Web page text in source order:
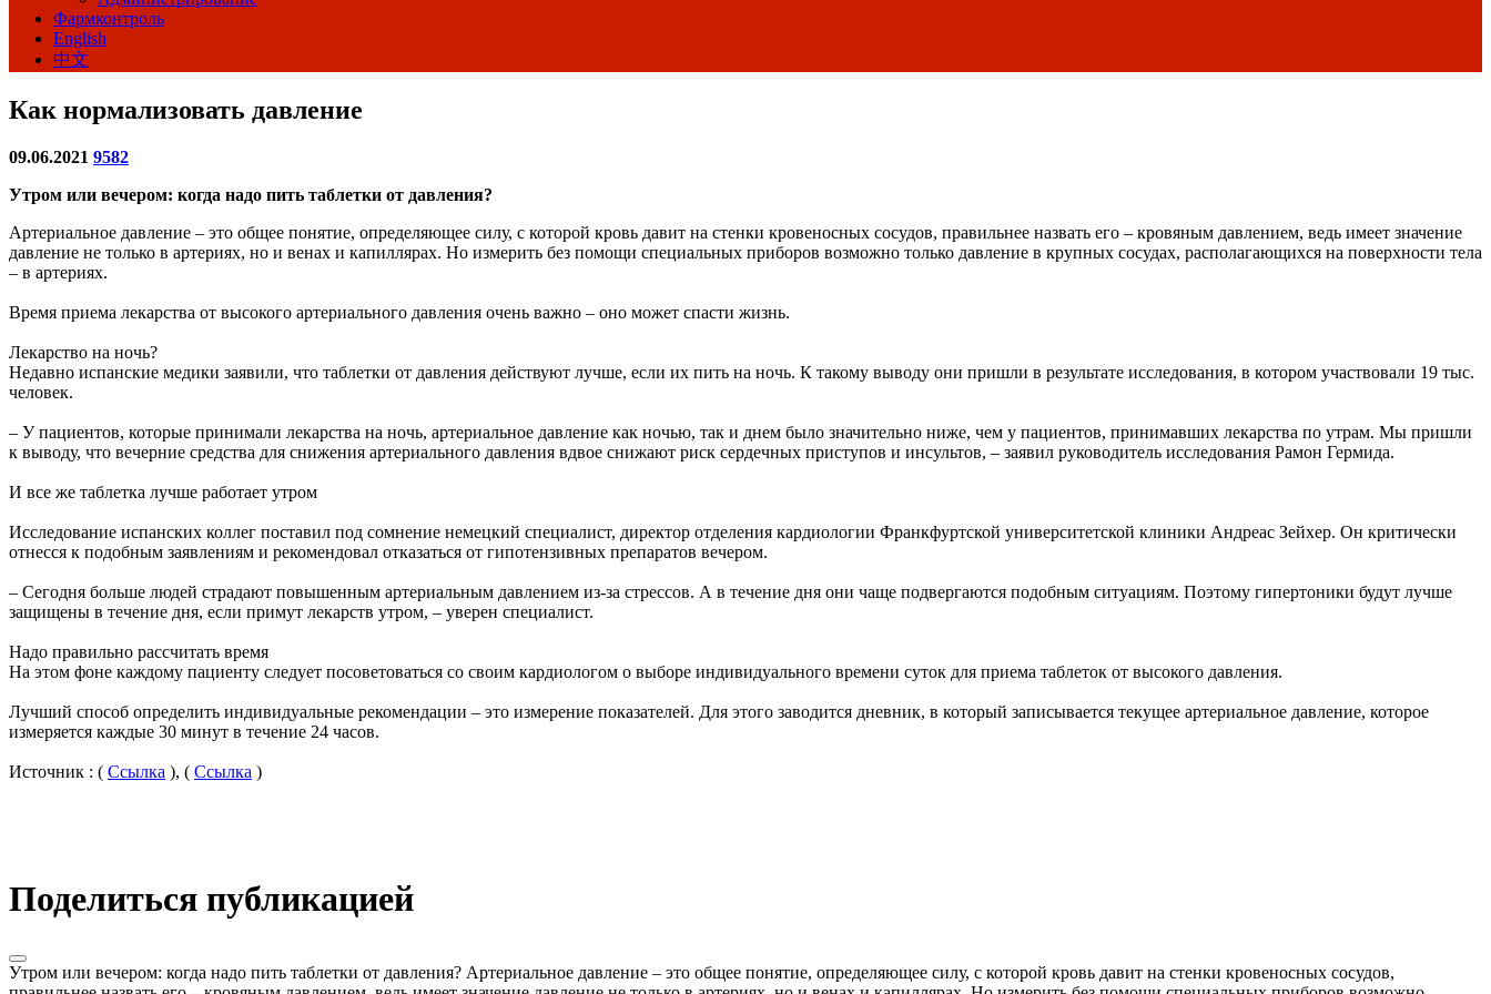
Фармконтроль
English
中文
Как нормализовать давление
09.06.2021 9582
Утром или вечером: когда надо пить таблетки от давления?
Артериальное давление – это общее понятие, определяющее силу, с которой кровь давит на стенки кровеносных сосудов, правильнее назвать его – кровяным давлением, ведь имеет значение
давление не только в артериях, но и венах и капиллярах. Но измерить без помощи специальных приборов возможно только давление в крупных сосудах, располагающихся на поверхности тела
– в артериях.
Время приема лекарства от высокого артериального давления очень важно – оно может спасти жизнь.
Лекарство на ночь?
Недавно испанские медики заявили, что таблетки от давления действуют лучше, если их пить на ночь. К такому выводу они пришли в результате исследования, в котором участвовали 19 тыс.
человек.
– У пациентов, которые принимали лекарства на ночь, артериальное давление как ночью, так и днем было значительно ниже, чем у пациентов, принимавших лекарства по утрам. Мы пришли
к выводу, что вечерние средства для снижения артериального давления вдвое снижают риск сердечных приступов и инсультов, – заявил руководитель исследования Рамон Гермида.
И все же таблетка лучше работает утром
Исследование испанских коллег поставил под сомнение немецкий специалист, директор отделения кардиологии Франкфуртской университетской клиники Андреас Зейхер. Он критически
отнесся к подобным заявлениям и рекомендовал отказаться от гипотензивных препаратов вечером.
– Сегодня больше людей страдают повышенным артериальным давлением из-за стрессов. А в течение дня они чаще подвергаются подобным ситуациям. Поэтому гипертоники будут лучше
защищены в течение дня, если примут лекарств утром, – уверен специалист.
Надо правильно рассчитать время
На этом фоне каждому пациенту следует посоветоваться со своим кардиологом о выборе индивидуального времени суток для приема таблеток от высокого давления.
Лучший способ определить индивидуальные рекомендации – это измерение показателей. Для этого заводится дневник, в который записывается текущее артериальное давление, которое
измеряется каждые 30 минут в течение 24 часов.
Источник : ( Ссылка ), ( Ссылка )
Поделиться публикацией
Утром или вечером: когда надо пить таблетки от давления? Артериальное давление – это общее понятие, определяющее силу, с которой кровь давит на стенки кровеносных сосудов,